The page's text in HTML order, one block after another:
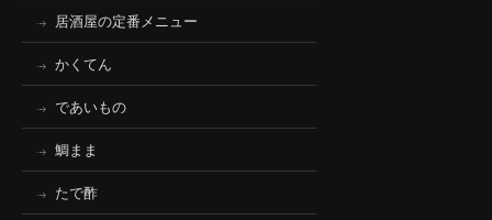
居酒屋の定番メニュー
かくてん
であいもの
鯛まま
たで酢